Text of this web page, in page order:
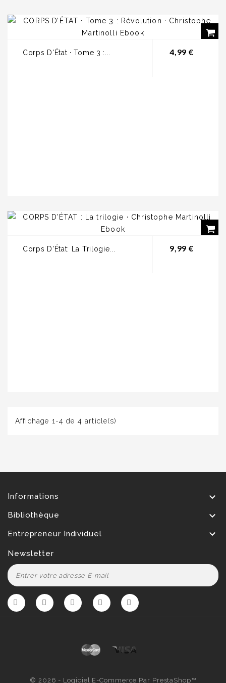
Corps D'État · Tome 3 :... 4,99 €Prix
Corps D'État: La Trilogie... 9,99 €Prix
Affichage 1-4 de 4 article(s)
Informations 
Bibliothèque 
Entrepreneur Individuel 
Newsletter
© 2026 - Logiciel E-Commerce Par PrestaShop™